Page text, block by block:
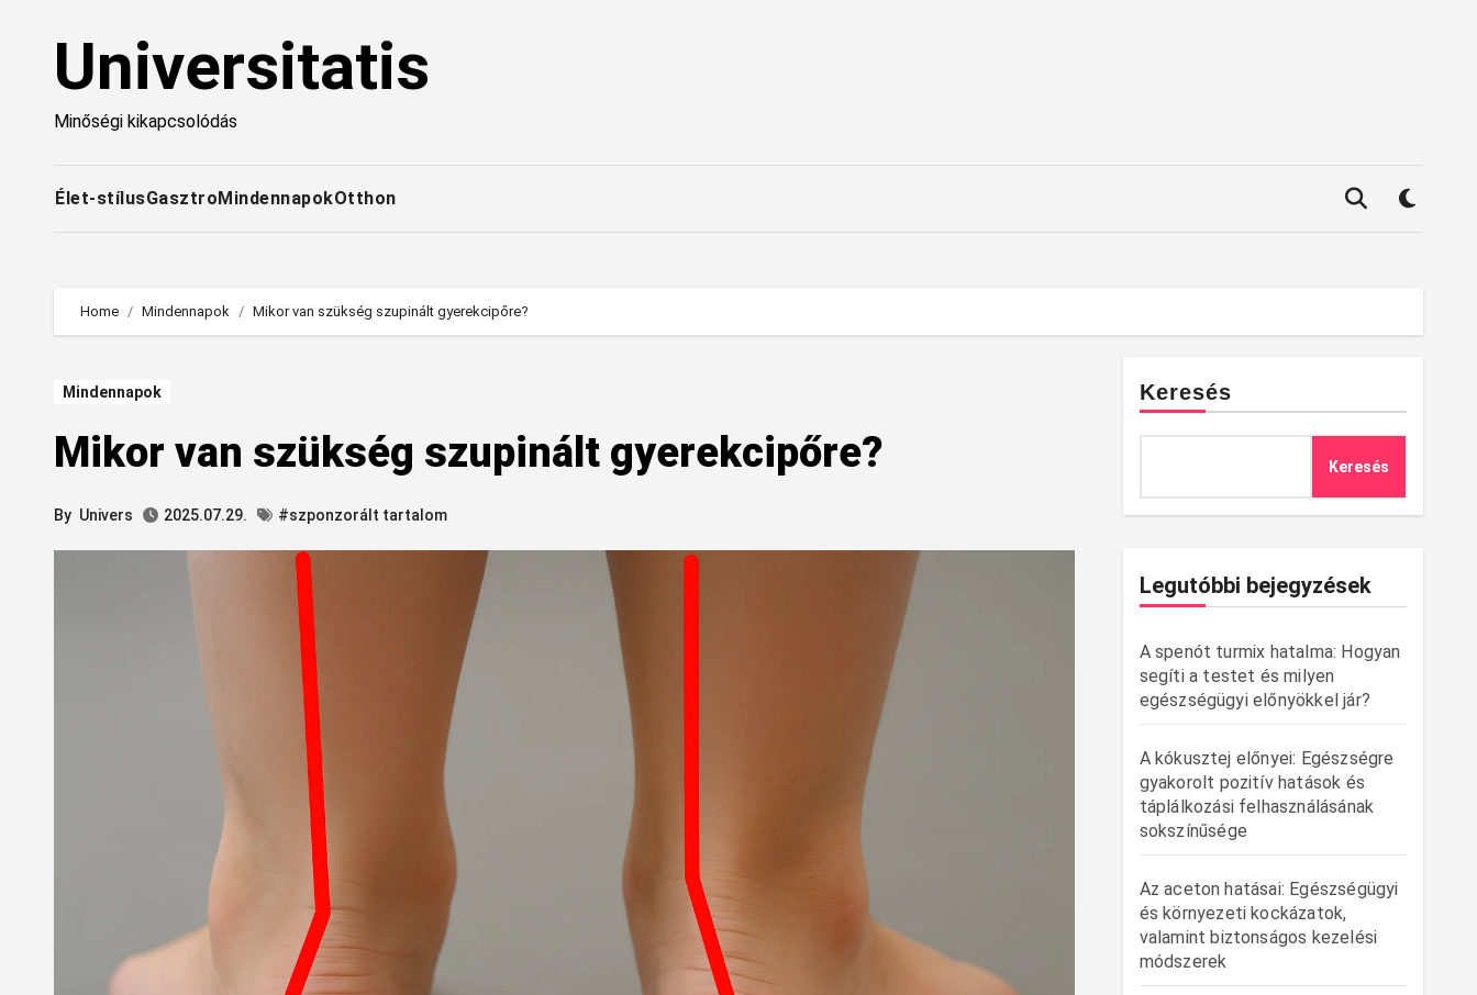
contentUniversitatis
Minőségi kikapcsolódás
Élet-stílusGasztroMindennapokOtthon
Home Mindennapok Mikor van szükség szupinált gyerekcipőre?
Mindennapok
Mikor van szükség szupinált gyerekcipőre?
By Univers 2025.07.29. #szponzorált tartalom
Keresés
Keresés
Legutóbbi bejegyzések
A spenót turmix hatalma: Hogyan
segíti a testet és milyen
egészségügyi előnyökkel jár?
A kókusztej előnyei: Egészségre
gyakorolt pozitív hatások és
táplálkozási felhasználásának
sokszínűsége
Az aceton hatásai: Egészségügyi
és környezeti kockázatok,
valamint biztonságos kezelési
módszerek